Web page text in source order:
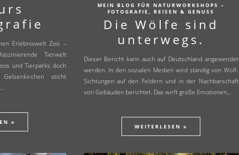
Erlebniswelt Zoo –
Tierwelt
und Tierparks doch
sticht
»
MEIN BLOG FÜR NATURWORKSHOPS –
FOTOGRAFIE, REISEN & GENUSS
Die Wölfe sind
unterwegs.
Dieser Bericht kann auch auf Deutschland angewendet
werden. In den sozialen Medien wird ständig von Wolf-
Sichtungen auf den Feldern und in der Nachbarschaft
von Gebäuden berichtet. Das wirft große Emotionen,…
WEITERLESEN »